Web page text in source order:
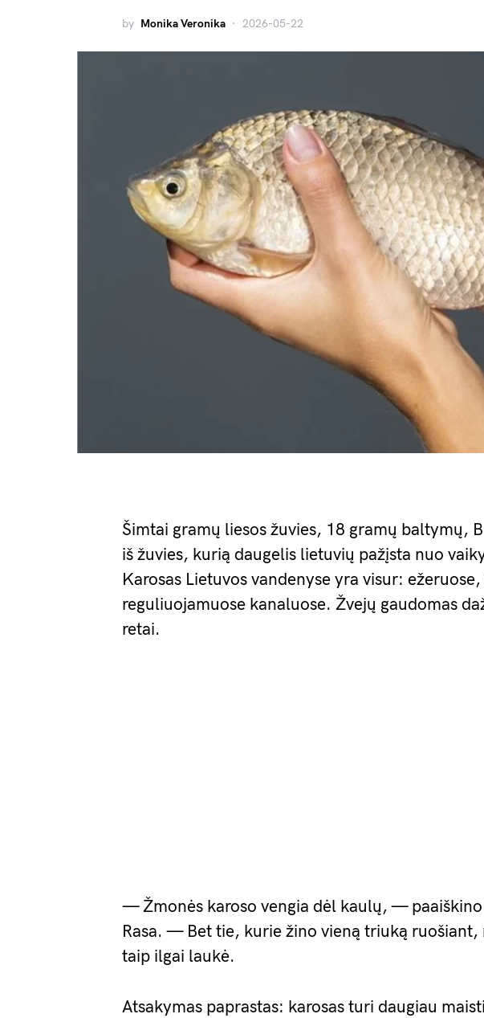
by Monika Veronika 2026-05-22
Šimtai gramų liesos žuvies, 18 gramų baltymų,
iš žuvies, kurią daugelis lietuvių pažįsta nuo
Karosas Lietuvos vandenyse yra visur:
reguliuojamuose kanaluose. Žvejų gaudomas
retai.
— Žmonės karoso vengia dėl kaulų, —
Rasa. — Bet tie, kurie žino vieną triuką
taip ilgai laukė.
Atsakymas paprastas: karosas turi daugiau